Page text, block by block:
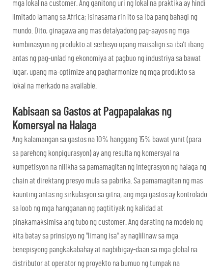
mga lokal na customer. Ang ganitong uri ng lokal na praktika ay hindi
limitado lamang sa Africa; isinasama rin ito sa iba pang bahagi ng
mundo. Dito, ginagawa ang mas detalyadong pag-aayos ng mga
kombinasyon ng produkto at serbisyo upang maisalign sa iba’t ibang
antas ng pag-unlad ng ekonomiya at pagbuo ng industriya sa bawat
lugar, upang ma-optimize ang pagharmonize ng mga produkto sa
lokal na merkado na available.
Kabisaan sa Gastos at Pagpapalakas ng
Komersyal na Halaga
Ang kalamangan sa gastos na 10% hanggang 15% bawat yunit (para
sa parehong konpigurasyon) ay ang resulta ng komersyal na
kumpetisyon na nilikha sa pamamagitan ng integrasyon ng halaga ng
chain at direktang presyo mula sa pabrika. Sa pamamagitan ng mas
kaunting antas ng sirkulasyon sa gitna, ang mga gastos ay kontrolado
sa loob ng mga hangganan ng pagtitiyak ng kalidad at
pinakamaksimisa ang tubo ng customer. Ang darating na modelo ng
kita batay sa prinsipyo ng "limang isa" ay naglilinaw sa mga
benepisyong pangkakabahay at nagbibigay-daan sa mga global na
distributor at operator ng proyekto na bumuo ng tumpak na